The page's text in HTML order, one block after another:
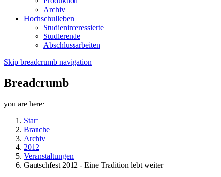
Archiv
Hochschulleben
Studieninteressierte
Studierende
Abschlussarbeiten
Skip breadcrumb navigation
Breadcrumb
you are here:
Start
Branche
Archiv
2012
Veranstaltungen
Gautschfest 2012 - Eine Tradition lebt weiter